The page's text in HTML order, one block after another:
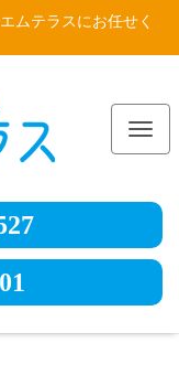
ムテラスにお任せく